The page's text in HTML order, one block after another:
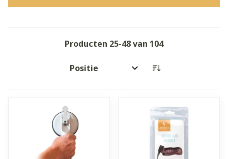
Producten 25-48van 104
Sorteer op: